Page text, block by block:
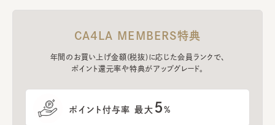
CA4LA MEMBERS特典
年間のお買い上げ金額(税抜)に応じた会員ランクで、
ポイント還元率や特典がアップグレード。
ポイント付与率 最大 5%